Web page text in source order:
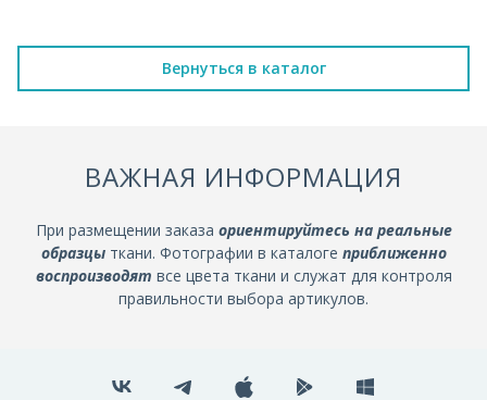
Вернуться в каталог
ВАЖНАЯ ИНФОРМАЦИЯ
При размещении заказа ориентируйтесь на реальные
образцыткани. Фотографии в каталоге приближенно
воспроизводят все цвета ткани и служат для контроля
правильности выбора артикулов.